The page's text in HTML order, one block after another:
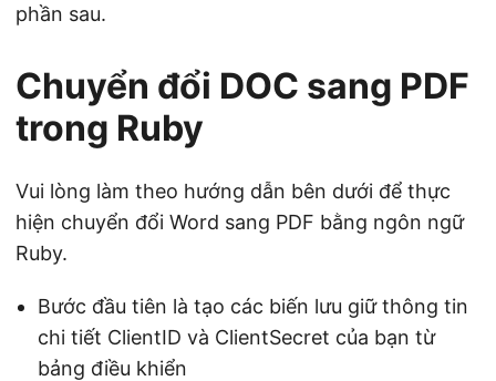
phần sau.
Chuyển đổi DOC sang PDF
trong Ruby
Vui lòng làm theo hướng dẫn bên dưới để thực
hiện chuyển đổi Word sang PDF bằng ngôn ngữ
Ruby.
Bước đầu tiên là tạo các biến lưu giữ thông tin
chi tiết ClientID và ClientSecret của bạn từ
bảng điều khiển